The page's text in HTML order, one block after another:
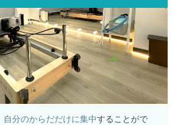
自分のからだだけに集中することがで